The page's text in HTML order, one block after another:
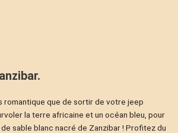
romantique que de sortir de votre jeep
la terre africaine et un océan bleu, pour
sable blanc nacré de Zanzibar ! Profitez du